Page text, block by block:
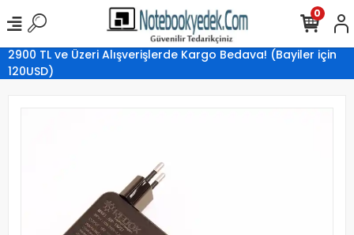
2900 TL ve Üzeri Alışverişlerde Kargo Bedava! (Bayiler için
120USD)
0